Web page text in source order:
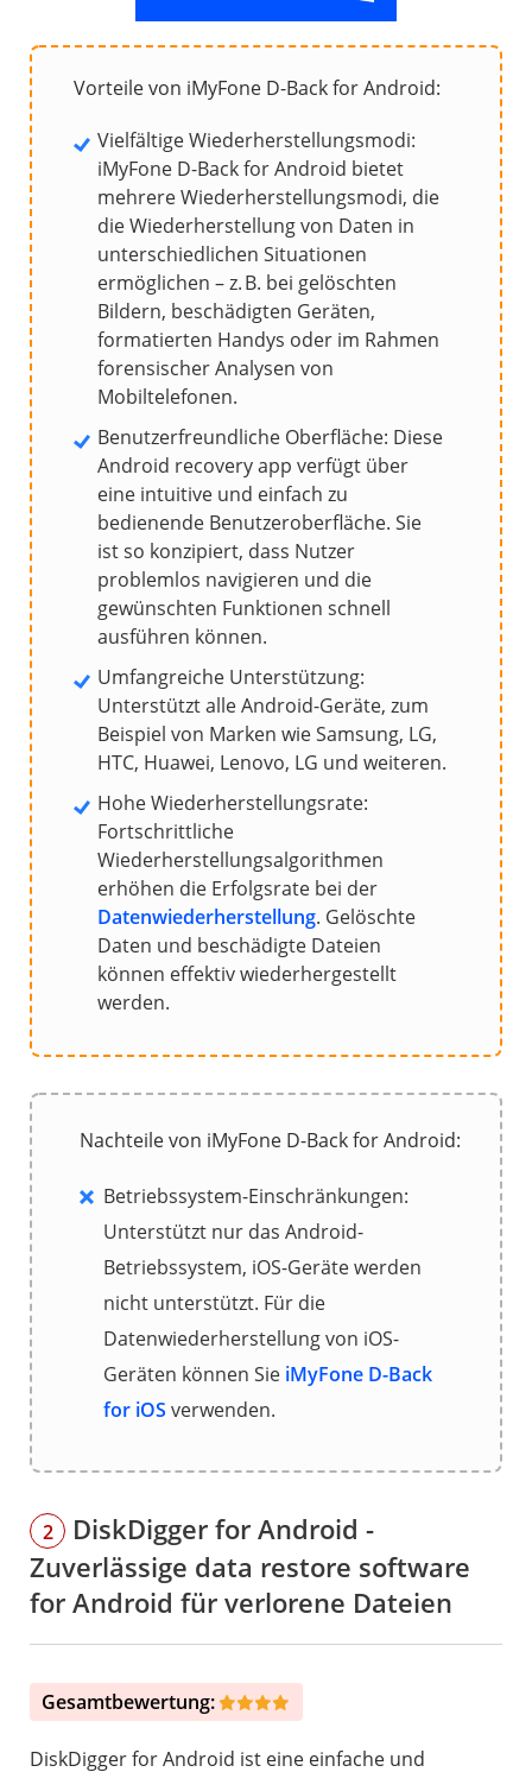
Vorteile von iMyFone D-Back for Android:
Vielfältige Wiederherstellungsmodi:
iMyFone D-Back for Android bietet
mehrere Wiederherstellungsmodi, die
die Wiederherstellung von Daten in
unterschiedlichen Situationen
ermöglichen – z. B. bei gelöschten
Bildern, beschädigten Geräten,
formatierten Handys oder im Rahmen
forensischer Analysen von
Mobiltelefonen.
Benutzerfreundliche Oberfläche: Diese
Android recovery app verfügt über
eine intuitive und einfach zu
bedienende Benutzeroberfläche. Sie
ist so konzipiert, dass Nutzer
problemlos navigieren und die
gewünschten Funktionen schnell
ausführen können.
Umfangreiche Unterstützung:
Unterstützt alle Android-Geräte, zum
Beispiel von Marken wie Samsung, LG,
HTC, Huawei, Lenovo, LG und weiteren.
Hohe Wiederherstellungsrate:
Fortschrittliche
Wiederherstellungsalgorithmen
erhöhen die Erfolgsrate bei der
Datenwiederherstellung. Gelöschte
Daten und beschädigte Dateien
können effektiv wiederhergestellt
werden.
Nachteile von iMyFone D-Back for Android:
Betriebssystem-Einschränkungen:
Unterstützt nur das Android-
Betriebssystem, iOS-Geräte werden
nicht unterstützt. Für die
Datenwiederherstellung von iOS-
Geräten können Sie iMyFone D-Back
for iOS verwenden.
2
DiskDigger for Android -
Zuverlässige data restore software
for Android für verlorene Dateien
Gesamtbewertung:
DiskDigger for Android ist eine einfache und